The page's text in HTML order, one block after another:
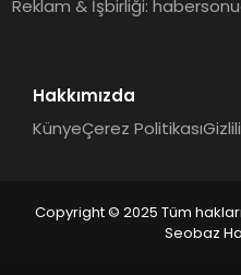
Reklam & İşbirliği:
Hakkımızda
KünyeÇerez Politikası
Copyright © 2025 Tüm hakları
Seobaz